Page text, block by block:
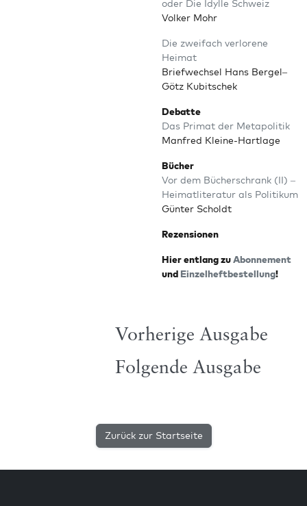
oder Die Idyl­le Schweiz
Vol­ker Mohr
Die zwei­fach ver­lo­re­ne
Heimat
Brief­wech­sel Hans Bergel–
Götz Kubitschek
Debat­te
Das Pri­mat der Metapolitik
Man­fred Kleine-Hartlage
Bücher
Vor dem Bücher­schrank (II) –
Hei­mat­li­te­ra­tur als Politikum
Gün­ter Scholdt
Rezen­sio­nen
Hier ent­lang zuAbon­ne­ment
und Ein­zel­heft­be­stel­lung!
Vorherige Ausgabe
Folgende Ausgabe
Zurück zur Startseite